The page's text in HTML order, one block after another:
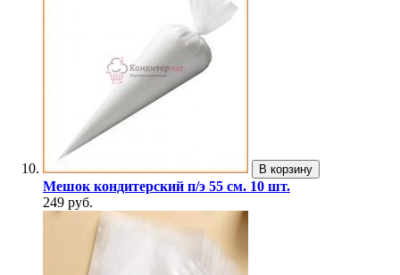
В корзину
Мешок кондитерский п/э 55 см. 10 шт.
249 руб.